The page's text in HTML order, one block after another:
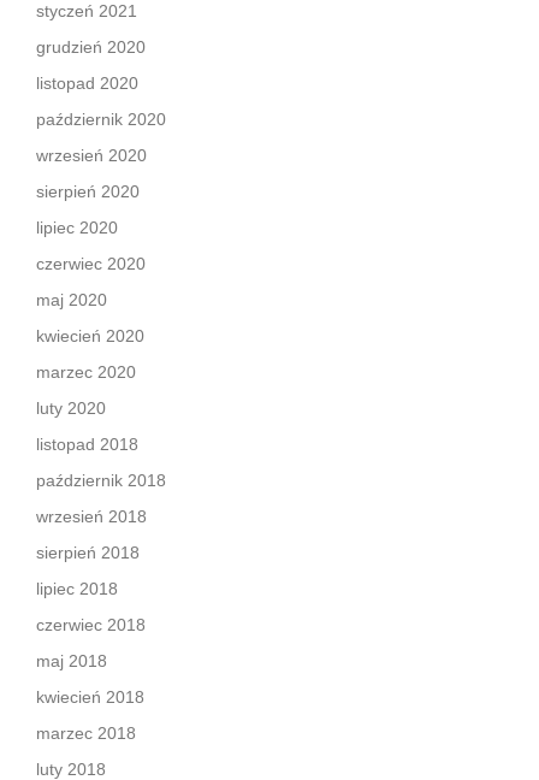
styczeń 2021
grudzień 2020
listopad 2020
październik 2020
wrzesień 2020
sierpień 2020
lipiec 2020
czerwiec 2020
maj 2020
kwiecień 2020
marzec 2020
luty 2020
listopad 2018
październik 2018
wrzesień 2018
sierpień 2018
lipiec 2018
czerwiec 2018
maj 2018
kwiecień 2018
marzec 2018
luty 2018